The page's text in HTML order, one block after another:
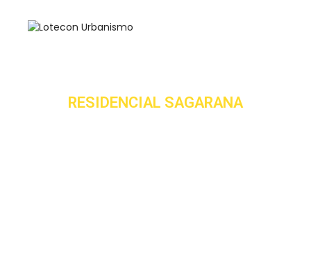
RESIDENCIAL SAGARANA